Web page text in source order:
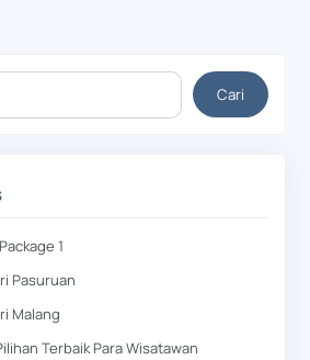
Cari
1
Pasuruan
Malang
Terbaik Para Wisatawan